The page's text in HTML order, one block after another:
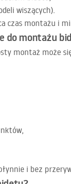
wiszących).
czas montażu i
do montażu
montaż może
i bez